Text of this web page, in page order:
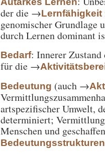
der die →Lernfähigkeit
genomischer Grundlage
durch Lernen dominant
Bedarf: Innerer
für die →
Bedeutung (auch →
artspezifischer Umwelt,
determiniert;
Menschen und
Bedeutungsstrukturen